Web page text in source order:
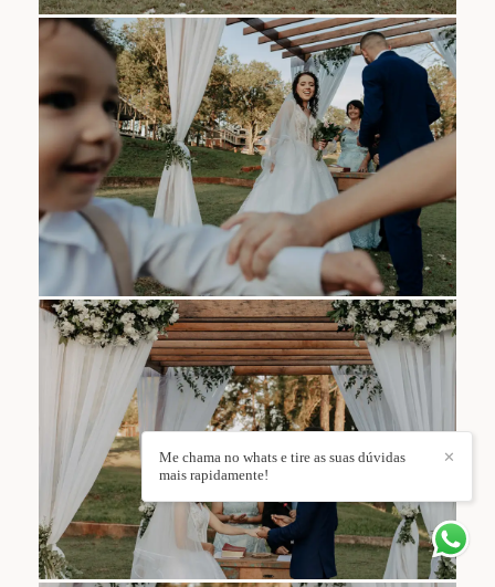
✕
Me chama no whats e tire as suas dúvidas
mais rapidamente!